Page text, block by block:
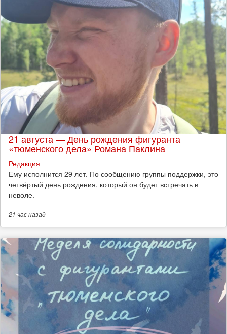
21 августа — День рождения фигуранта
«тюменского дела» Романа Паклина
Редакция
Ему исполнится 29 лет. По сообщению группы поддержки, это
четвёртый день рождения, который он будет встречать в
неволе.
21 часназад